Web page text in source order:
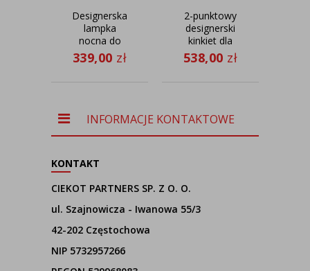
Designerska
lampka
nocna do
czytania
MALI VELUR
339,00 zł
2-punktowy
designerski
kinkiet dla
dzieci CAPRI
z
538,00 zł
INFORMACJE KONTAKTOWE
KONTAKT
CIEKOT PARTNERS SP. Z O. O.
ul. Szajnowicza - Iwanowa 55/3
42-202 Częstochowa
NIP 5732957266